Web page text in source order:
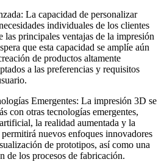
La capacidad de personalizar
individuales de los clientes
las principales ventajas de la impresión
que esta capacidad se amplíe aún
de productos altamente
a las preferencias y requisitos
Emergentes: La impresión 3D se
con otras tecnologías emergentes,
la realidad aumentada y la
nuevos enfoques innovadores
de prototipos, así como una
de los procesos de fabricación.